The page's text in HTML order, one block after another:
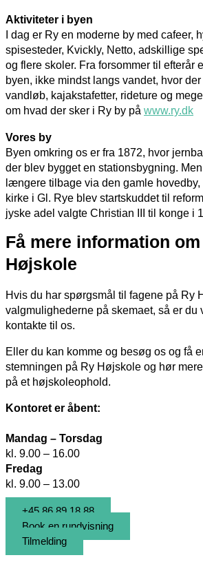
Aktiviteter i byen
I dag er Ry en moderne by med cafeer,
spisesteder, Kvickly, Netto, adskillige
og flere skoler. Fra forsommer til efterår
byen, ikke mindst langs vandet, hvor
vandløb, kajakstafetter, rideture og
om hvad der sker i Ry by på www.ry.dk
Vores by
Byen omkring os er fra 1872, hvor
der blev bygget en stationsbygning.
længere tilbage via den gamle
kirke i Gl. Rye blev startskuddet til
jyske adel valgte Christian III til konge i
Få mere information
Højskole
Hvis du har spørgsmål til fagene på Ry
valgmulighederne på skemaet, så er du
kontakte til os.
Eller du kan komme og besøg os og få
stemningen på Ry Højskole og hør
på et højskoleophold.
Kontoret er åbent:
Mandag – Torsdag
kl. 9.00 – 16.00
Fredag
kl. 9.00 – 13.00
+45 86 89 18 88
Book en rundvisning
Tilmelding